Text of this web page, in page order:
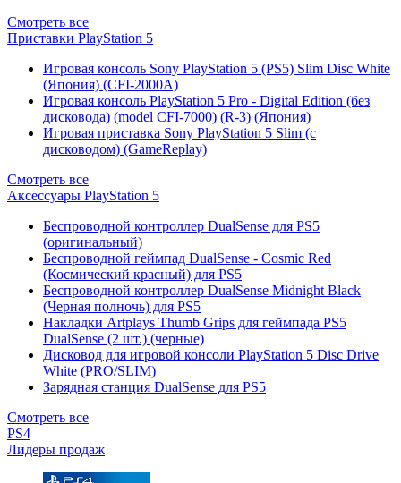
Смотреть все
Приставки PlayStation 5
Игровая консоль Sony PlayStation 5 (PS5) Slim Disc White
(Япония) (CFI-2000A)
Игровая консоль PlayStation 5 Pro - Digital Edition (без
дисковода) (model CFI-7000) (R-3) (Япония)
Игровая приставка Sony PlayStation 5 Slim (с
дисководом) (GameReplay)
Смотреть все
Аксессуары PlayStation 5
Беспроводной контроллер DualSense для PS5
(оригинальный)
Беспроводной геймпад DualSense - Cosmic Red
(Космический красный) для PS5
Беспроводной контроллер DualSense Midnight Black
(Черная полночь) для PS5
Накладки Artplays Thumb Grips для геймпада PS5
DualSense (2 шт.) (черные)
Дисковод для игровой консоли PlayStation 5 Disc Drive
White (PRO/SLIM)
Зарядная станция DualSense для PS5
Смотреть все
PS4
Лидеры продаж